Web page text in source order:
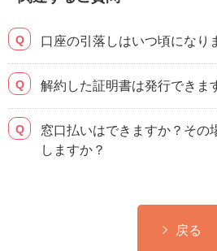
口座の引落しはいつ頃になり
解約した証明書は発行できま
窓口払いはできますか？その
しますか？
戻る